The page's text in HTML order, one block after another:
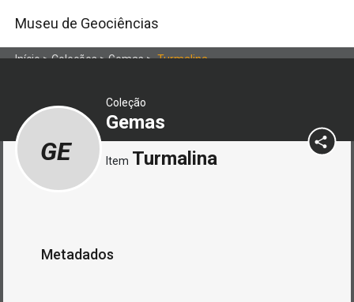
Museu de Geociências
Início>Coleções>Gemas>Turmalina
Coleção
Gemas
GE Item Turmalina
Metadados